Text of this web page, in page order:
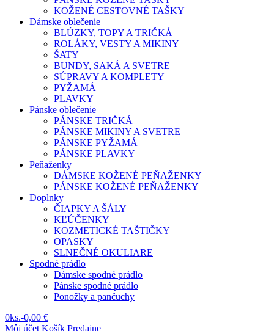
KOŽENÉ CESTOVNÉ TAŠKY
Dámske oblečenie
BLÚZKY, TOPY A TRIČKÁ
ROLÁKY, VESTY A MIKINY
ŠATY
BUNDY, SAKÁ A SVETRE
SÚPRAVY A KOMPLETY
PYŽAMÁ
PLAVKY
Pánske oblečenie
PÁNSKE TRIČKÁ
PÁNSKE MIKINY A SVETRE
PÁNSKE PYŽAMÁ
PÁNSKE PLAVKY
Peňaženky
DÁMSKE KOŽENÉ PEŇAŽENKY
PÁNSKE KOŽENÉ PEŇAŽENKY
Doplnky
ČIAPKY A ŠÁLY
KĽÚČENKY
KOZMETICKÉ TAŠTIČKY
OPASKY
SLNEČNÉ OKULIARE
Spodné prádlo
Dámske spodné prádlo
Pánske spodné prádlo
Ponožky a pančuchy
0ks.-0,00 €
Môj účet Košík Predajne